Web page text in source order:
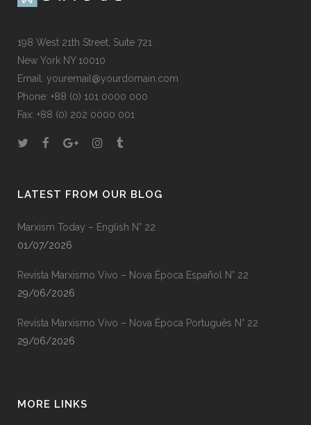
198 West 21th Street, Suite 721
New York NY 10010
Email: youremail@yourdomain.com
Phone: +88 (0) 101 0000 000
Fax: +88 (0) 202 0000 001
LATEST FROM OUR BLOG
Marxism Today – English N° 22
01/07/2026
Revista Marxismo Vivo – Nova Época Español N° 22
29/06/2026
Revista Marxismo Vivo – Nova Época Português N° 22
29/06/2026
MORE LINKS